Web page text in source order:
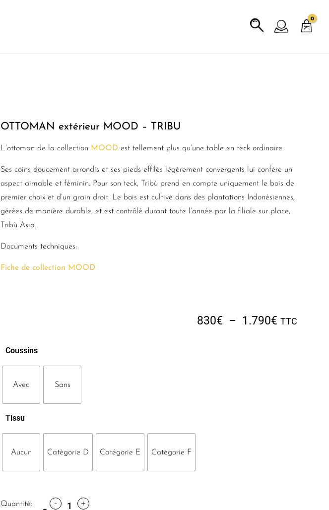
OTTOMAN extérieur MOOD – TRIBU
L’ottoman de la collection MOOD est tellement plus qu’une table en teck ordinaire.
Ses coins doucement arrondis et ses pieds effilés légèrement convergents lui confère un
aspect aimable et féminin. Pour son teck, Tribù prend en compte uniquement le bois de
premier choix et d’un grain droit. Le bois est cultivé dans des plantations Indonésiennes,
gérées de manière durable, et est contrôlé durant toute l’année par la filiale sur place,
Tribù Asia.
Documents techniques:
Fiche de collection MOOD
830€ – 1.790€ TTC
Coussins
Avec Sans
Tissu
Aucun Catégorie D Catégorie E Catégorie F
Quantité: - +